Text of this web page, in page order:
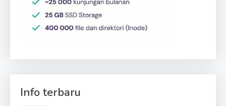
Info terbaru